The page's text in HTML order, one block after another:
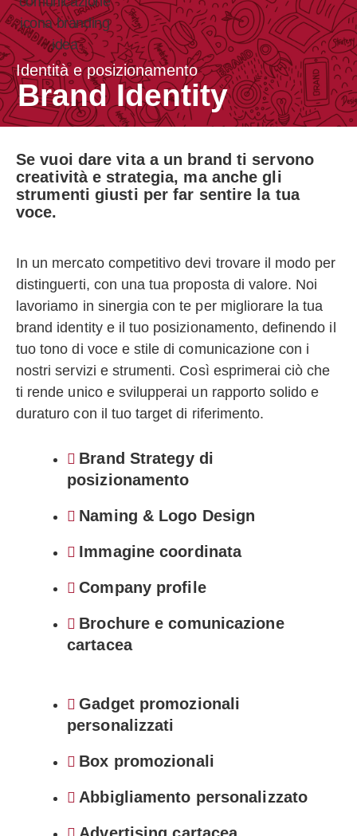
Identità e posizionamento
Brand Identity
Se vuoi dare vita a un brand ti servono
creatività e strategia, ma anche gli
strumenti giusti per far sentire la tua
voce.
In un mercato competitivo devi trovare il modo per
distinguerti, con una tua proposta di valore. Noi
lavoriamo in sinergia con te per migliorare la tua
brand identity e il tuo posizionamento, definendo il
tuo tono di voce e stile di comunicazione con i
nostri servizi e strumenti. Così esprimerai ciò che
ti rende unico e svilupperai un rapporto solido e
duraturo con il tuo target di riferimento.
Brand Strategy di
posizionamento
Naming & Logo Design
Immagine coordinata
Company profile
Brochure e comunicazione
cartacea
Gadget promozionali
personalizzati
Box promozionali
Abbigliamento personalizzato